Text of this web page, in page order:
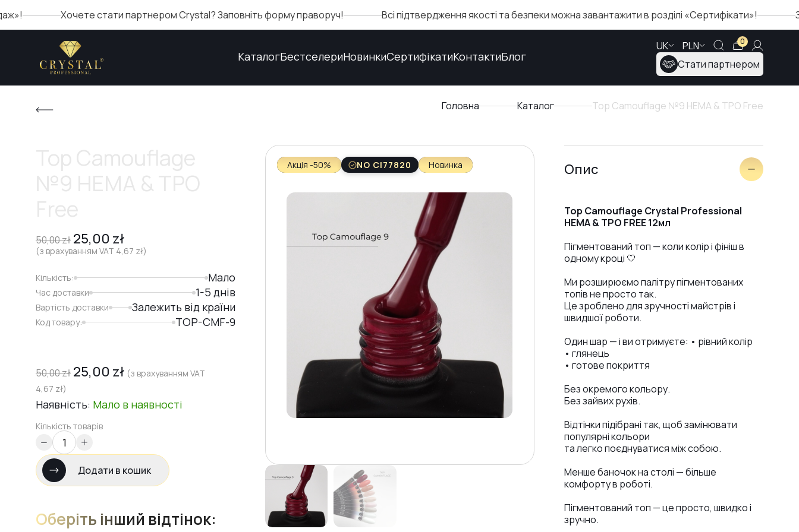
Хочете стати партнером Crystal? Заповніть форму праворуч! Всі підтвердження якості та безпеки можна завантажити в розділі «Сертифікати»!
КаталогБестселериНовинкиСертифікатиКонтактиБлог
UK PLN 0
Стати партнером
Головна Каталог Top Camouflage №9 HEMA & TPO Free
50,00zł 25,00 zł
(з врахуванням VAT 4,67 zł)
Кількість: Мало
Час доставки 1-5 днів
Вартість доставки Залежить від країни
Код товару: TOP-CMF-9
50,00zł 25,00 zł (з врахуванням VAT
4,67 zł)
Наявність: Мало в наявності
Кількість товарів
Додати в кошик
Оберіть інший відтінок:
Акція -50% NO CI77820 Новинка Опис
Top Camouflage Crystal Professional
HEMA & TPO FREE 12мл
Пігментований топ — коли колір і фініш в
одному кроці 🤍
Ми розширюємо палітру пігментованих
топів не просто так.
Це зроблено для зручності майстрів і
швидшої роботи.
Один шар — і ви отримуєте: • рівний колір
• глянець
• готове покриття
Без окремого кольору.
Без зайвих рухів.
Відтінки підібрані так, щоб замінювати
популярні кольори
та легко поєднуватися між собою.
Менше баночок на столі — більше
комфорту в роботі.
Пігментований топ — це просто, швидко і
зручно.